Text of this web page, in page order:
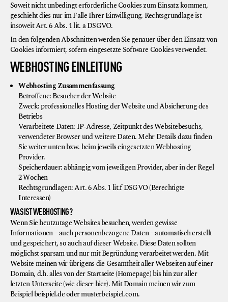
Soweit nicht unbedingt erforderliche Cookies zum Einsatz kommen,
geschieht dies nur im Falle Ihrer Einwilligung. Rechtsgrundlage ist
insoweit Art. 6 Abs. 1 lit. a DSGVO.
In den folgenden Abschnitten werden Sie genauer über den Einsatz von
Cookies informiert, sofern eingesetzte Software Cookies verwendet.
WEBHOSTING EINLEITUNG
Webhosting Zusammenfassung
Betroffene: Besucher der Website
Zweck: professionelles Hosting der Website und Absicherung des
Betriebs
Verarbeitete Daten: IP-Adresse, Zeitpunkt des Websitebesuchs,
verwendeter Browser und weitere Daten. Mehr Details dazu finden
Sie weiter unten bzw. beim jeweils eingesetzten Webhosting
Provider.
Speicherdauer: abhängig vom jeweiligen Provider, aber in der Regel
2 Wochen
Rechtsgrundlagen: Art. 6 Abs. 1 lit.f DSGVO (Berechtigte
Interessen)
WAS IST WEBHOSTING?
Wenn Sie heutzutage Websites besuchen, werden gewisse
Informationen – auch personenbezogene Daten – automatisch erstellt
und gespeichert, so auch auf dieser Website. Diese Daten sollten
möglichst sparsam und nur mit Begründung verarbeitet werden. Mit
Website meinen wir übrigens die Gesamtheit aller Webseiten auf einer
Domain, d.h. alles von der Startseite (Homepage) bis hin zur aller
letzten Unterseite (wie dieser hier). Mit Domain meinen wir zum
Beispiel beispiel.de oder musterbeispiel.com.